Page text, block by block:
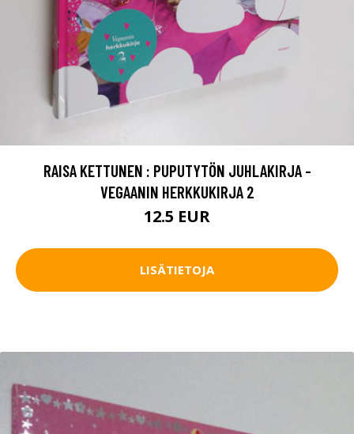
RAISA KETTUNEN : PUPUTYTÖN JUHLAKIRJA -
VEGAANIN HERKKUKIRJA 2
12.5 EUR
LISÄTIETOJA